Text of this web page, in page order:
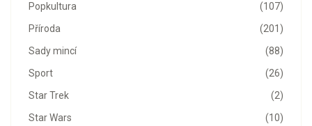
(107)
Popkultura
(201)
Příroda
(88)
Sady mincí
(26)
Sport
(2)
Star Trek
(10)
Star Wars